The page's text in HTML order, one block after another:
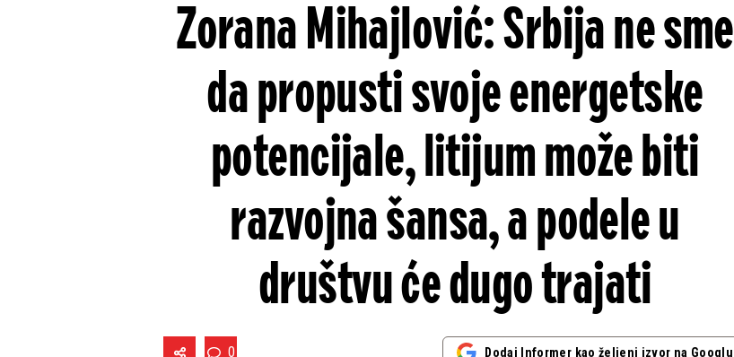
Zorana Mihajlović: Srbija ne sme
da propusti svoje energetske
potencijale, litijum može biti
razvojna šansa, a podele u
društvu će dugo trajati
0 Dodaj Informer kao željeni izvor na Googlu